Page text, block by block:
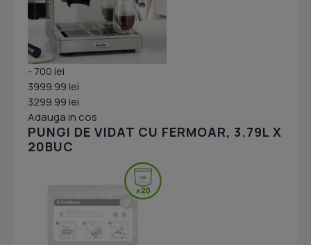
- 700 lei
3999.99 lei
3299.99 lei
Adauga in cos
PUNGI DE VIDAT CU FERMOAR, 3.79L X
20BUC